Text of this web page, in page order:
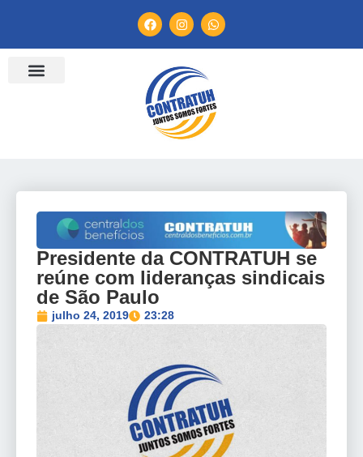
Presidente da CONTRATUH se
reúne com lideranças sindicais
de São Paulo
julho 24, 2019 23:28